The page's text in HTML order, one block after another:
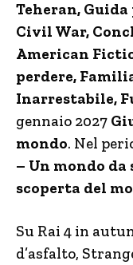
Teheran,
Civil War,
American
perdere,
Inarrestabile,
gennaio 2027
mondo. Nel
– Un mondo
scoperta del
Su Rai 4 in
d’asfalto,